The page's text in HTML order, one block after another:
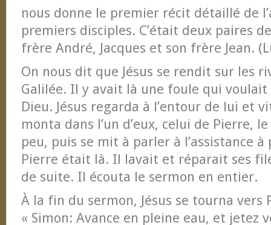
nous donne le premier récit détaillé de
premiers disciples. C’était deux paires
frère André, Jacques et son frère Jean.
On nous dit que Jésus se rendit sur les
Galilée. Il y avait là une foule qui
Dieu. Jésus regarda à l’entour de lui et
monta dans l’un d’eux, celui de Pierre,
peu, puis se mit à parler à l’assistance
Pierre était là. Il lavait et réparait ses
de suite. Il écouta le sermon en entier.
À la fin du sermon, Jésus se tourna
« Simon: Avance en pleine eau, et jetez